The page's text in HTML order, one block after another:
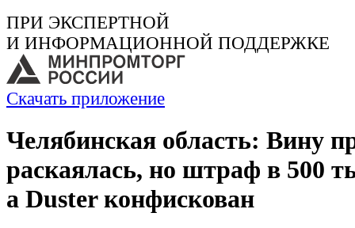
ПРИ ЭКСПЕРТНОЙ
И ИНФОРМАЦИОННОЙ ПОДДЕРЖКЕ
Скачать приложение
Челябинская область: Вину
раскаялась, но штраф в 500
а Duster конфискован